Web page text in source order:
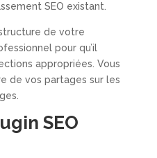
SEO existant.
de votre
pour qu’il
appropriées. Vous
de vos partages sur les
SEO